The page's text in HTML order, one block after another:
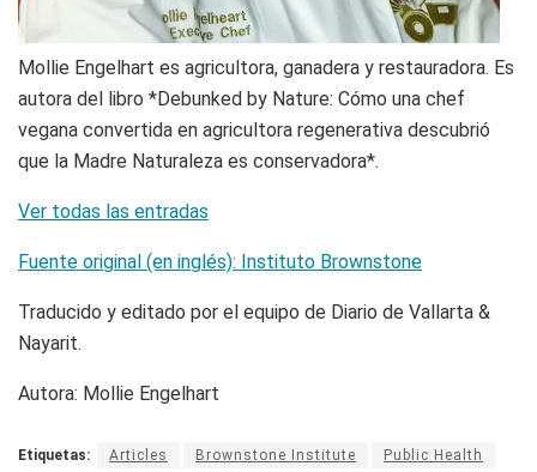
Mollie Engelhart es agricultora, ganadera y restauradora. Es
autora del libro *Debunked by Nature: Cómo una chef
vegana convertida en agricultora regenerativa descubrió
que la Madre Naturaleza es conservadora*.
Ver todas las entradas
Fuente original (en inglés): Instituto Brownstone
Traducido y editado por el equipo de Diario de Vallarta &
Nayarit.
Autora: Mollie Engelhart
Etiquetas: Articles Brownstone Institute Public Health